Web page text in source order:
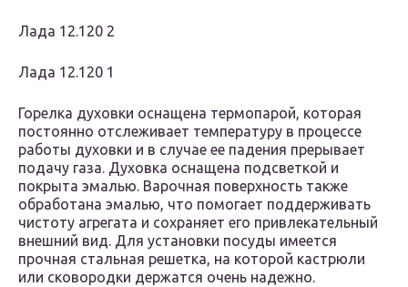
Лада 12.120 2
Лада 12.120 1
Горелка духовки оснащена термопарой, которая
постоянно отслеживает температуру в процессе
работы духовки и в случае ее падения прерывает
подачу газа. Духовка оснащена подсветкой и
покрыта эмалью. Варочная поверхность также
обработана эмалью, что помогает поддерживать
чистоту агрегата и сохраняет его привлекательный
внешний вид. Для установки посуды имеется
прочная стальная решетка, на которой кастрюли
или сковородки держатся очень надежно.